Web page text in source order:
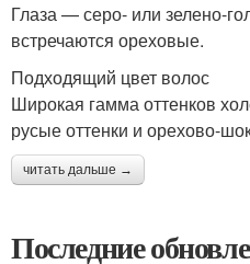
Глаза — серо- или зелено-
встречаются ореховые.
Подходящий цвет волос
Широкая гамма оттенков
русые оттенки и орехово-
читать дальше →
Последние